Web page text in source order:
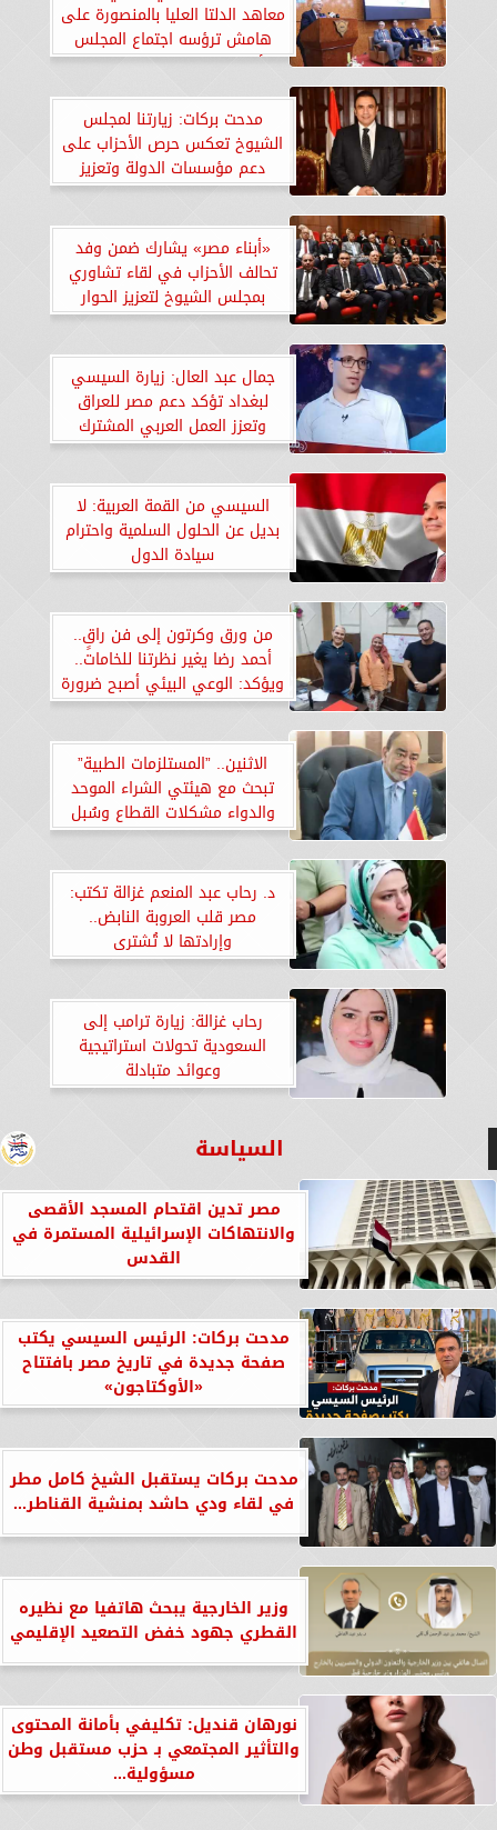
معاهد الدلتا العليا بالمنصورة على
هامش ترؤسه اجتماع المجلس
الأعلى لشؤون المعاهد العالية
مدحت بركات: زيارتنا لمجلس
الشيوخ تعكس حرص الأحزاب على
دعم مؤسسات الدولة وتعزيز
الشراكة الوطنية.. «صور»
«أبناء مصر» يشارك ضمن وفد
تحالف الأحزاب في لقاء تشاوري
بمجلس الشيوخ لتعزيز الحوار
الوطني.. صور
جمال عبد العال: زيارة السيسي
لبغداد تؤكد دعم مصر للعراق
وتعزز العمل العربي المشترك
السيسي من القمة العربية: لا
بديل عن الحلول السلمية واحترام
سيادة الدول
من ورق وكرتون إلى فن راقٍ..
أحمد رضا يغير نظرتنا للخامات..
ويؤكد: الوعي البيئي أصبح ضرورة
الاثنين.. ”المستلزمات الطبية”
تبحث مع هيئتي الشراء الموحد
والدواء مشكلات القطاع وسُبل
الحل
د. رحاب عبد المنعم غزالة تكتب:
مصر قلب العروبة النابض..
وإرادتها لا تُشترى
رحاب غزالة: زيارة ترامب إلى
السعودية تحولات استراتيجية
وعوائد متبادلة
السياسة
مصر تدين اقتحام المسجد الأقصى
والانتهاكات الإسرائيلية المستمرة في
القدس
مدحت بركات: الرئيس السيسي يكتب
صفحة جديدة في تاريخ مصر بافتتاح
«الأوكتاجون»
مدحت بركات يستقبل الشيخ كامل مطر
في لقاء ودي حاشد بمنشية القناطر...
وزير الخارجية يبحث هاتفيا مع نظيره
القطري جهود خفض التصعيد الإقليمي
نورهان قنديل: تكليفي بأمانة المحتوى
والتأثير المجتمعي بـ حزب مستقبل وطن
مسؤولية...